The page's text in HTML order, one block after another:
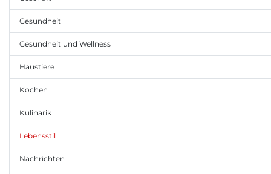
Gesundheit
Gesundheit und Wellness
Haustiere
Kochen
Kulinarik
Lebensstil
Nachrichten